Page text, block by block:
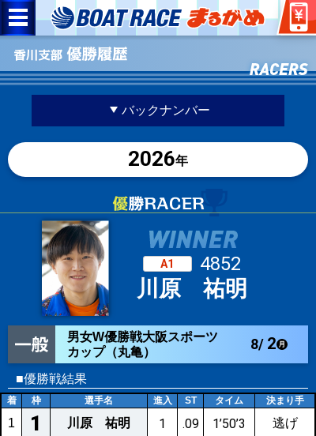
バックナンバー
2026年
A1 4852
川原 祐明
男女W優勝戦大阪スポーツ
カップ（丸亀）
8/ 2
■優勝戦結果
着 枠 選手名 進入 ST タイム 決まり手
1 1 川原 祐明 1 .09 1’50’3 逃げ